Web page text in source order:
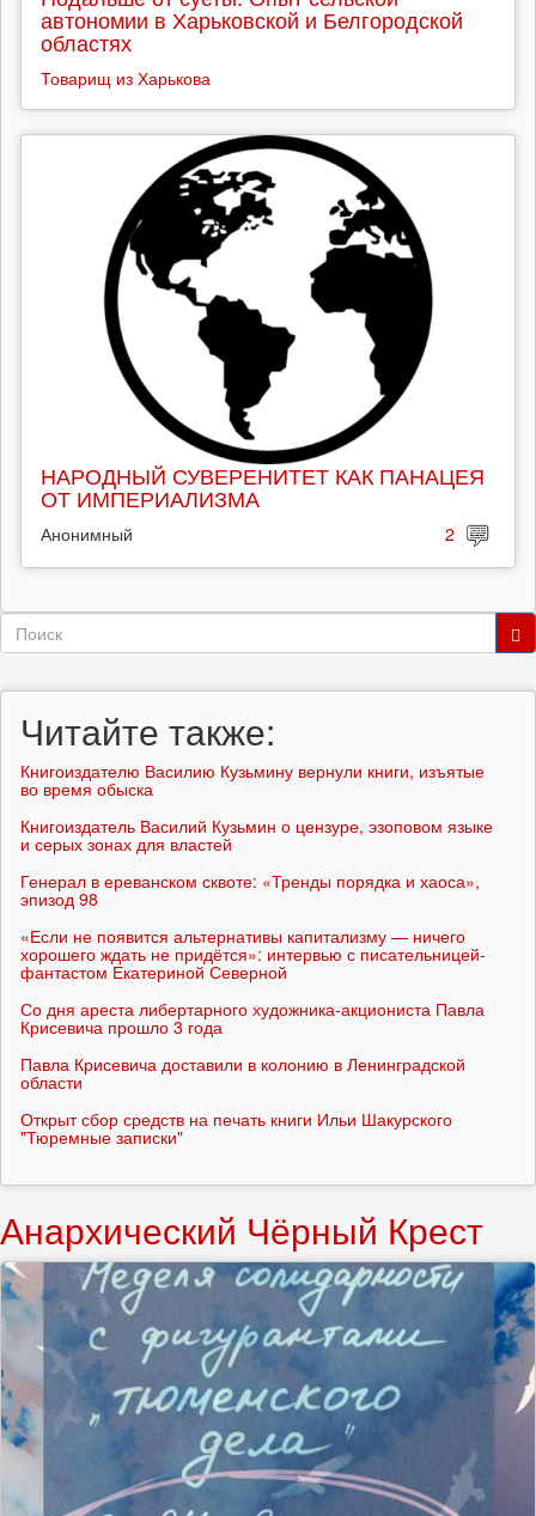
автономии в Харьковской и Белгородской
областях
Товарищ из Харькова
НАРОДНЫЙ СУВЕРЕНИТЕТ КАК ПАНАЦЕЯ
ОТ ИМПЕРИАЛИЗМА
Анонимный 2
Форма
Читайте также:
Книгоиздателю Василию Кузьмину вернули книги, изъятые
во время обыска
Книгоиздатель Василий Кузьмин о цензуре, эзоповом языке
и серых зонах для властей
Генерал в ереванском сквоте: «Тренды порядка и хаоса»,
эпизод 98
«Если не появится альтернативы капитализму — ничего
хорошего ждать не придётся»: интервью с писательницей-
фантастом Екатериной Северной
Со дня ареста либертарного художника-акциониста Павла
Крисевича прошло 3 года
Павла Крисевича доставили в колонию в Ленинградской
области
Открыт сбор средств на печать книги Ильи Шакурского
"Тюремные записки"
Анархический Чёрный Крест